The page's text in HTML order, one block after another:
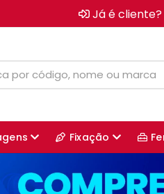
Já é
Fixação